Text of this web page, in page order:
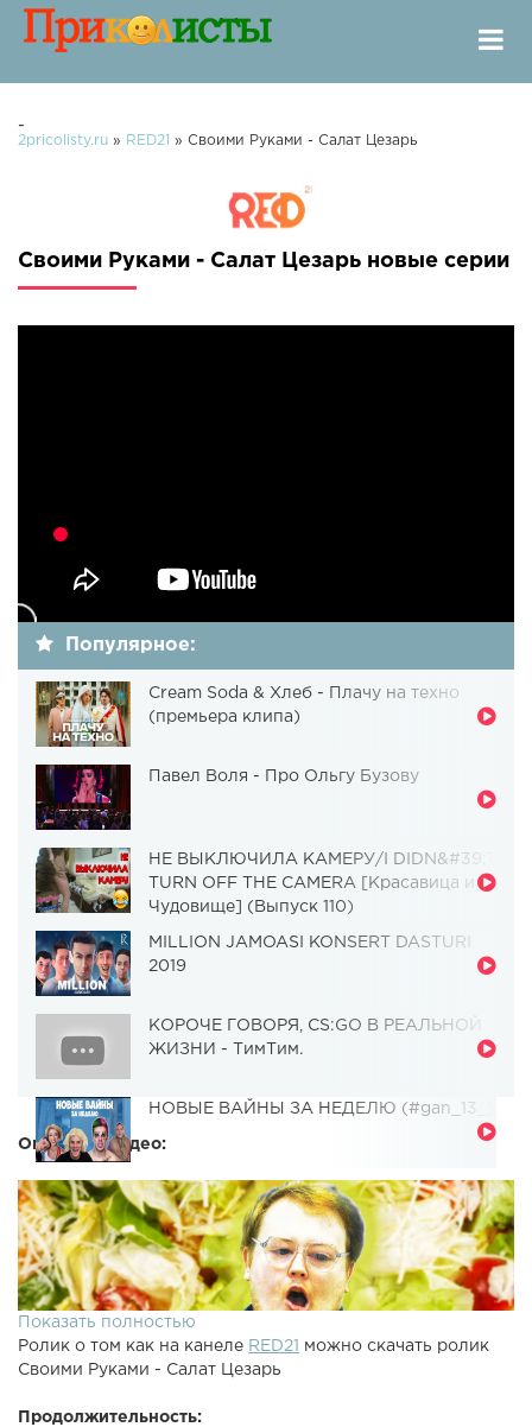
-
2pricolisty.ru » RED21 » Своими Руками - Салат Цезарь
Своими Руками - Салат Цезарь новые серии
Популярное:
Cream Soda & Хлеб - Плачу на техно
(премьера клипа)
Павел Воля - Про Ольгу Бузову
НЕ ВЫКЛЮЧИЛА КАМЕРУ/I DIDN&#39;T
TURN OFF THE CAMERA [Красавица и
Чудовище] (Выпуск 110)
MILLION JAMOASI KONSERT DASTURI
2019
КОРОЧЕ ГОВОРЯ, CS:GO В РЕАЛЬНОЙ
ЖИЗНИ - ТимТим.
НОВЫЕ ВАЙНЫ ЗА НЕДЕЛЮ (#gan_13_)
Описание видео:
Показать полностью
Ролик о том как на канеле RED21
можно скачать ролик
Своими Руками - Салат Цезарь
Продолжительность: